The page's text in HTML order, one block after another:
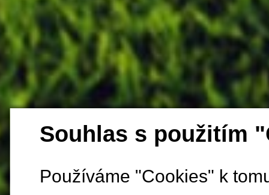
Souhlas s použitím
Používáme "Cookies" k